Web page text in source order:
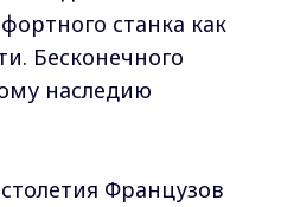
станка как
Бесконечного
наследию
Французов